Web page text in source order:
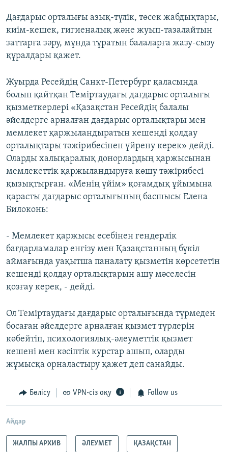
Дағдарыс орталығы азық-түлік, төсек жабдықтары,
киім-кешек, гигиеналық және жуып-тазалайтын
заттарға зәру, мұнда тұратын балаларға жазу-сызу
құралдары қажет.
Жуырда Ресейдің Санкт-Петербург қаласында
болып қайтқан Теміртаудағы дағдарыс орталығы
қызметкерлері «Қазақстан Ресейдің балалы
әйелдерге арналған дағдарыс орталықтары мен
мемлекет қаржыландыратын кешенді қолдау
орталықтары тәжірибесінен үйрену керек» дейді.
Оларды халықаралық донорлардың қаржысынан
мемлекеттік қаржыландыруға көшу тәжірибесі
қызықтырған. «Менің үйім» қоғамдық ұйымына
қарасты дағдарыс орталығының басшысы Елена
Билоконь:
- Мемлекет қаржысы есебінен гендерлік
бағдарламалар енгізу мен Қазақстанның бүкіл
аймағында уақытша паналату қызметін көрсететін
кешенді қолдау орталықтарын ашу мәселесін
қозғау керек, - дейді.
Ол Теміртаудағы дағдарыс орталығында түрмеден
босаған әйелдерге арналған қызмет түрлерін
көбейтіп, психологиялық-әлеуметтік қызмет
кешені мен кәсіптік курстар ашып, оларды
жұмысқа орналастыру қажет деп санайды.
Бөлісу VPN-сіз оқу Follow us
Айдар
ЖАЛПЫ АРХИВ ӘЛЕУМЕТ ҚАЗАҚСТАН